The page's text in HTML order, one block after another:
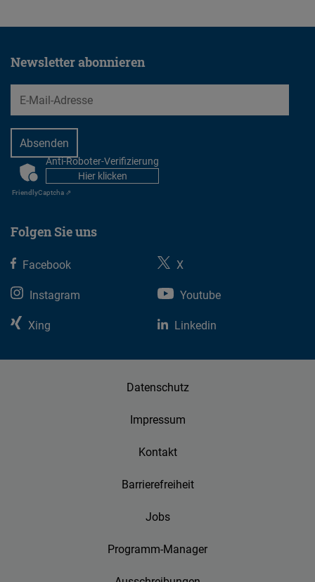
Newsletter abonnieren
EMail
CAPTCHAAnti-Roboter-Verifizierung
Hier klicken
FriendlyCaptcha ⇗
Folgen Sie uns
Facebook
X
Instagram
Youtube
Xing
Linkedin
Datenschutz
Impressum
Kontakt
Barrierefreiheit
Jobs
Programm-Manager